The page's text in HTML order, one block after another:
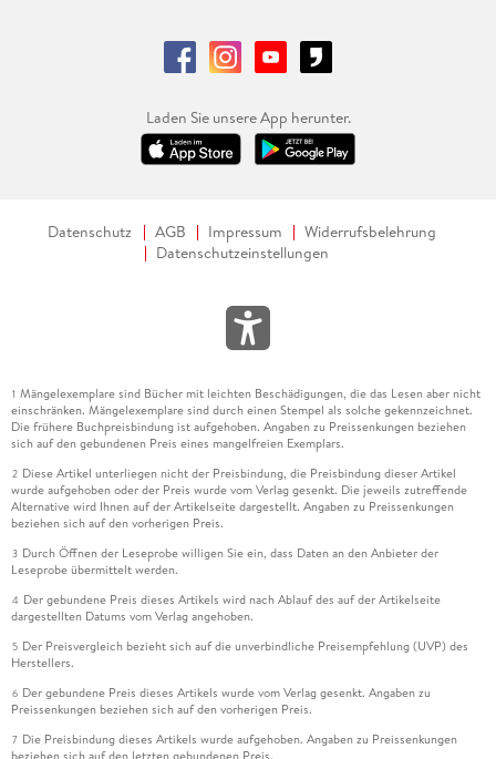
Laden Sie unsere App herunter.
Datenschutz AGB Impressum
Widerrufsbelehrung
Datenschutzeinstellungen
1 Mängelexemplare sind Bücher mit leichten Beschädigungen, die das Lesen aber nicht
einschränken. Mängelexemplare sind durch einen Stempel als solche gekennzeichnet.
Die frühere Buchpreisbindung ist aufgehoben. Angaben zu Preissenkungen beziehen
sich auf den gebundenen Preis eines mangelfreien Exemplars.
2 Diese Artikel unterliegen nicht der Preisbindung, die Preisbindung dieser Artikel
wurde aufgehoben oder der Preis wurde vom Verlag gesenkt. Die jeweils zutreffende
Alternative wird Ihnen auf der Artikelseite dargestellt. Angaben zu Preissenkungen
beziehen sich auf den vorherigen Preis.
3 Durch Öffnen der Leseprobe willigen Sie ein, dass Daten an den Anbieter der
Leseprobe übermittelt werden.
4 Der gebundene Preis dieses Artikels wird nach Ablauf des auf der Artikelseite
dargestellten Datums vom Verlag angehoben.
5 Der Preisvergleich bezieht sich auf die unverbindliche Preisempfehlung (UVP) des
Herstellers.
6 Der gebundene Preis dieses Artikels wurde vom Verlag gesenkt. Angaben zu
Preissenkungen beziehen sich auf den vorherigen Preis.
7 Die Preisbindung dieses Artikels wurde aufgehoben. Angaben zu Preissenkungen